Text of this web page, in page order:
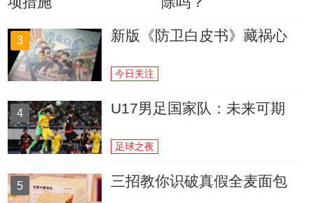
3 新版《防卫白皮书》藏祸心
今日关注
4 U17男足国家队：未来可期
足球之夜
5 三招教你识破真假全麦面包